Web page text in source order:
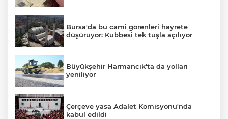
Bursa'da bu cami görenleri hayrete
düşürüyor: Kubbesi tek tuşla açılıyor
Büyükşehir Harmancık'ta da yolları
yeniliyor
Çerçeve yasa Adalet Komisyonu'nda
kabul edildi